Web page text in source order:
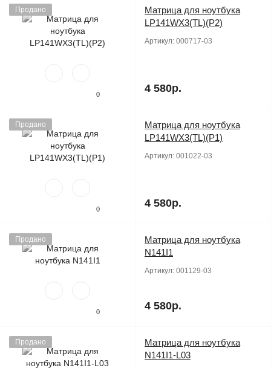
Продано
0
Матрица для ноутбука
LP141WX3(TL)(P2)
Артикул: 000717-03
4 580р.
Продано
0
Матрица для ноутбука
LP141WX3(TL)(P1)
Артикул: 001022-03
4 580р.
Продано
0
Матрица для ноутбука
N141I1
Артикул: 001129-03
4 580р.
Продано
Матрица для ноутбука
N141I1-L03